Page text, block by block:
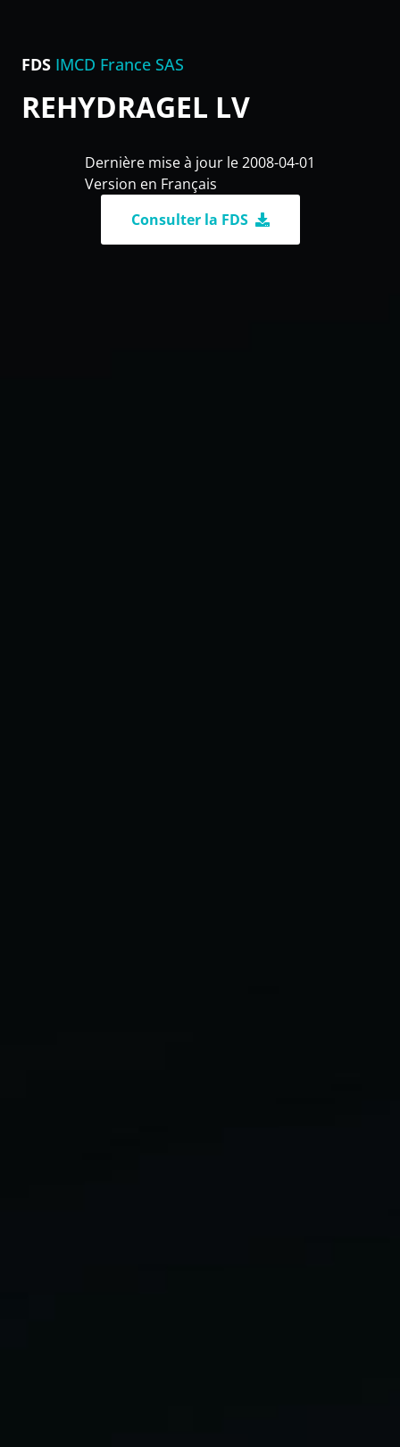
REHYDRAGEL LV
FDS IMCD France SAS
Dernière mise à jour le 2008-04-01
Version en Français
Consulter la FDS